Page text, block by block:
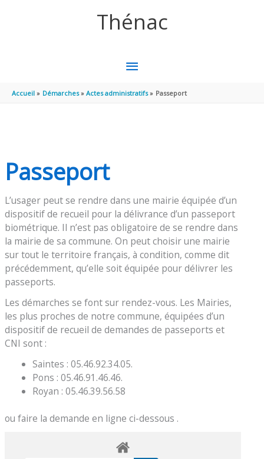
Thénac
MENU
PRINCIPAL
Accueil Démarches Actes administratifs Passeport
Passeport
L’usager peut se rendre dans une mairie équipée d’un
dispositif de recueil pour la délivrance d’un passeport
biométrique. Il n’est pas obligatoire de se rendre dans
la mairie de sa commune. On peut choisir une mairie
sur tout le territoire français, à condition, comme dit
précédemment, qu’elle soit équipée pour délivrer les
passeports.
Les démarches se font sur rendez-vous. Les Mairies,
les plus proches de notre commune, équipées d’un
dispositif de recueil de demandes de passeports et
CNI sont :
Saintes : 05.46.92.34.05.
Pons : 05.46.91.46.46.
Royan : 05.46.39.56.58
ou faire la demande en ligne ci-dessous .